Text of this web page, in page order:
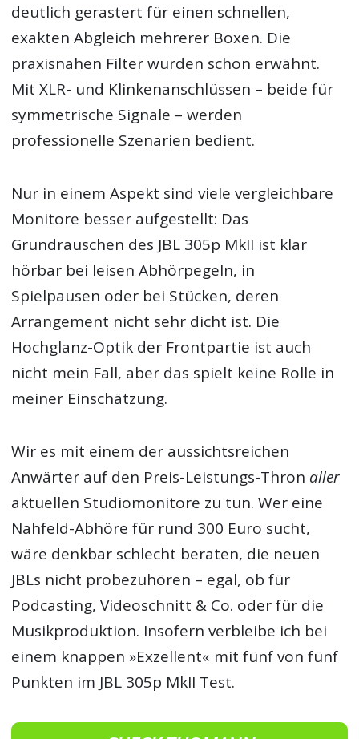
deutlich gerastert für einen schnellen,
exakten Abgleich mehrerer Boxen. Die
praxisnahen Filter wurden schon erwähnt.
Mit XLR- und Klinkenanschlüssen – beide für
symmetrische Signale – werden
professionelle Szenarien bedient.
Nur in einem Aspekt sind viele vergleichbare
Monitore besser aufgestellt: Das
Grundrauschen des JBL 305p MkII ist klar
hörbar bei leisen Abhörpegeln, in
Spielpausen oder bei Stücken, deren
Arrangement nicht sehr dicht ist. Die
Hochglanz-Optik der Frontpartie ist auch
nicht mein Fall, aber das spielt keine Rolle in
meiner Einschätzung.
Wir es mit einem der aussichtsreichen
Anwärter auf den Preis-Leistungs-Thron aller
aktuellen Studiomonitore zu tun. Wer eine
Nahfeld-Abhöre für rund 300 Euro sucht,
wäre denkbar schlecht beraten, die neuen
JBLs nicht probezuhören – egal, ob für
Podcasting, Videoschnitt & Co. oder für die
Musikproduktion. Insofern verbleibe ich bei
einem knappen »Exzellent« mit fünf von fünf
Punkten im JBL 305p MkII Test.